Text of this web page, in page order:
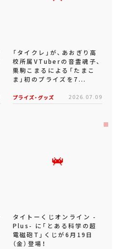
「タイクレ」が、あおぎり高
校所属VTuberの音霊魂子、
栗駒こまるによる「たまこ
ま」初のプライズを7...
プライズ・グッズ 2026.07.09
タイトーくじオンライン -
Plus- に「とある科学の超
電磁砲T」くじが6月19日
（金）登場！